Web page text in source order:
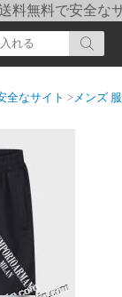
料無料で安全な
全なサイト >メンズ 服